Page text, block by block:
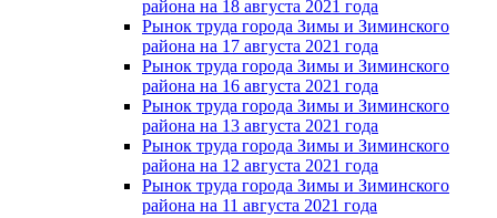
района на 18 августа 2021 года
Рынок труда города Зимы и Зиминского
района на 17 августа 2021 года
Рынок труда города Зимы и Зиминского
района на 16 августа 2021 года
Рынок труда города Зимы и Зиминского
района на 13 августа 2021 года
Рынок труда города Зимы и Зиминского
района на 12 августа 2021 года
Рынок труда города Зимы и Зиминского
района на 11 августа 2021 года